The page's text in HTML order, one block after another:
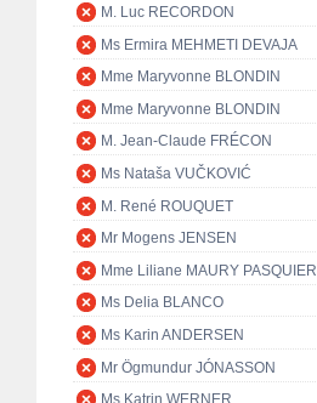
M. Luc RECORDON
Ms Ermira MEHMETI DEVAJA
Mme Maryvonne BLONDIN
Mme Maryvonne BLONDIN
M. Jean-Claude FRÉCON
Ms Nataša VUČKOVIĆ
M. René ROUQUET
Mr Mogens JENSEN
Mme Liliane MAURY PASQUIER
Ms Delia BLANCO
Ms Karin ANDERSEN
Mr Ögmundur JÓNASSON
Ms Katrin WERNER